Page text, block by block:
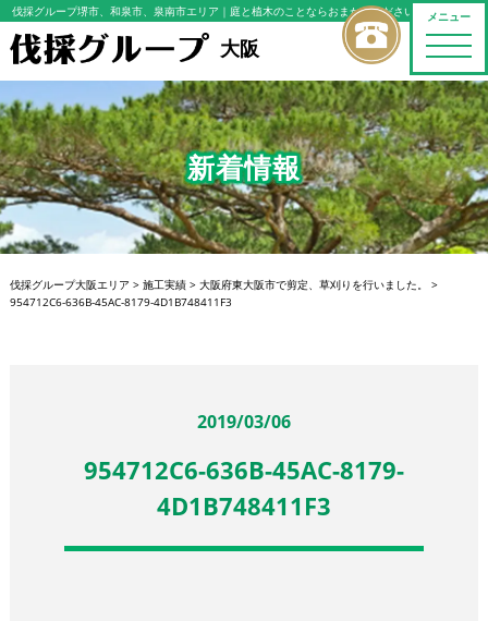
メニュー
toggle
伐採グループ堺市、和泉市、泉南市エリア ｜庭と植木のことならおまかせください
大阪
新着情報
伐採グループ大阪エリア > 施工実績> 大阪府東大阪市で剪定、草刈りを行いました。
>
954712C6-636B-45AC-8179-4D1B748411F3
2019/03/06
954712C6-636B-45AC-8179-
4D1B748411F3